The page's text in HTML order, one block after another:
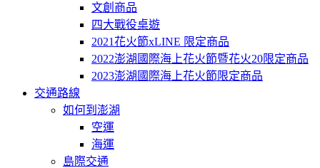
文創商品
四大戰役桌遊
2021花火節xLINE 限定商品
2022澎湖國際海上花火節暨花火20限定商品
2023澎湖國際海上花火節限定商品
交通路線
如何到澎湖
空運
海運
島際交通